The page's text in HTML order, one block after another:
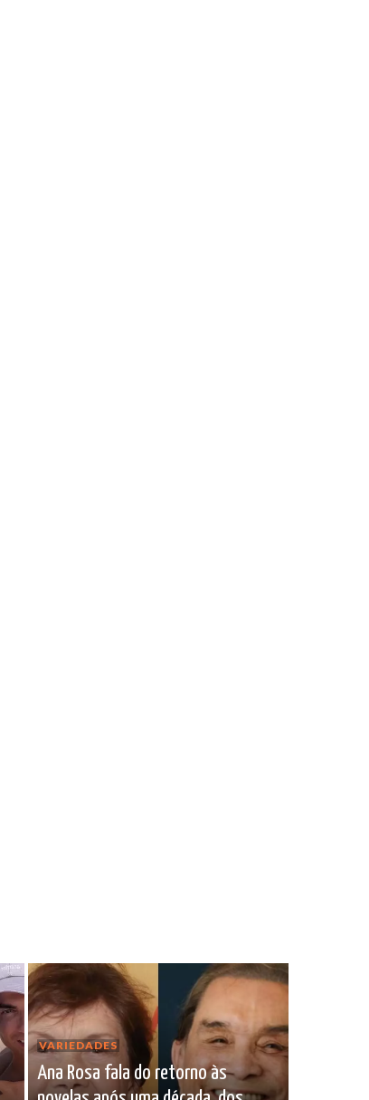
VARIEDADES
Ana Rosa fala do retorno às